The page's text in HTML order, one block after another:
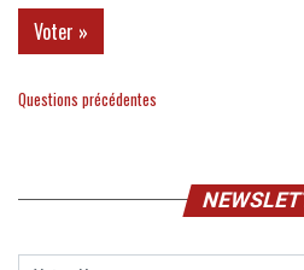
Questions précédentes